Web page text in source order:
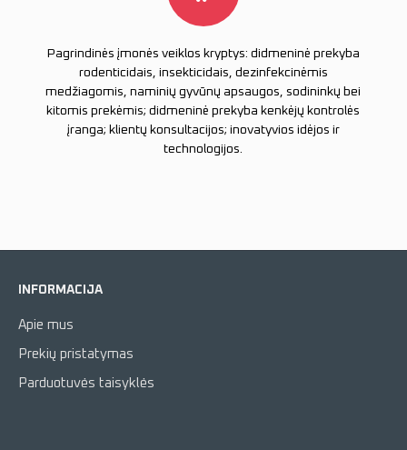
Pagrindinės įmonės veiklos kryptys: didmeninė prekyba
rodenticidais, insekticidais, dezinfekcinėmis
medžiagomis, naminių gyvūnų apsaugos, sodininkų bei
kitomis prekėmis; didmeninė prekyba kenkėjų kontrolės
įranga; klientų konsultacijos; inovatyvios idėjos ir
technologijos.
INFORMACIJA
Apie mus
Prekių pristatymas
Parduotuvės taisyklės